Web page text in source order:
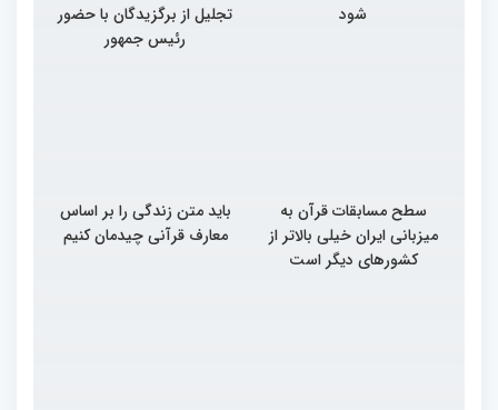
شود
تجلیل از برگزیدگان با حضور
رئیس جمهور
سطح مسابقات قرآن به
میزبانی ایران خیلی بالاتر از
کشورهای دیگر است
باید متن زندگی را بر اساس
معارف قرآنی چیدمان کنیم